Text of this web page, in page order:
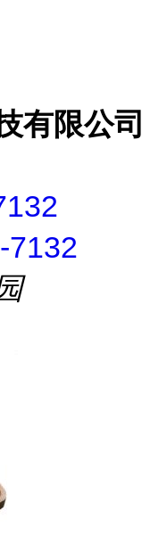
有限公司
7132